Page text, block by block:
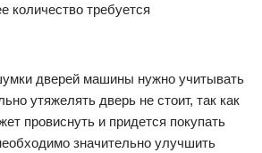
количество требуется
дверей машины нужно учитывать
утяжелять дверь не стоит, так как
провиснуть и придется покупать
значительно улучшить